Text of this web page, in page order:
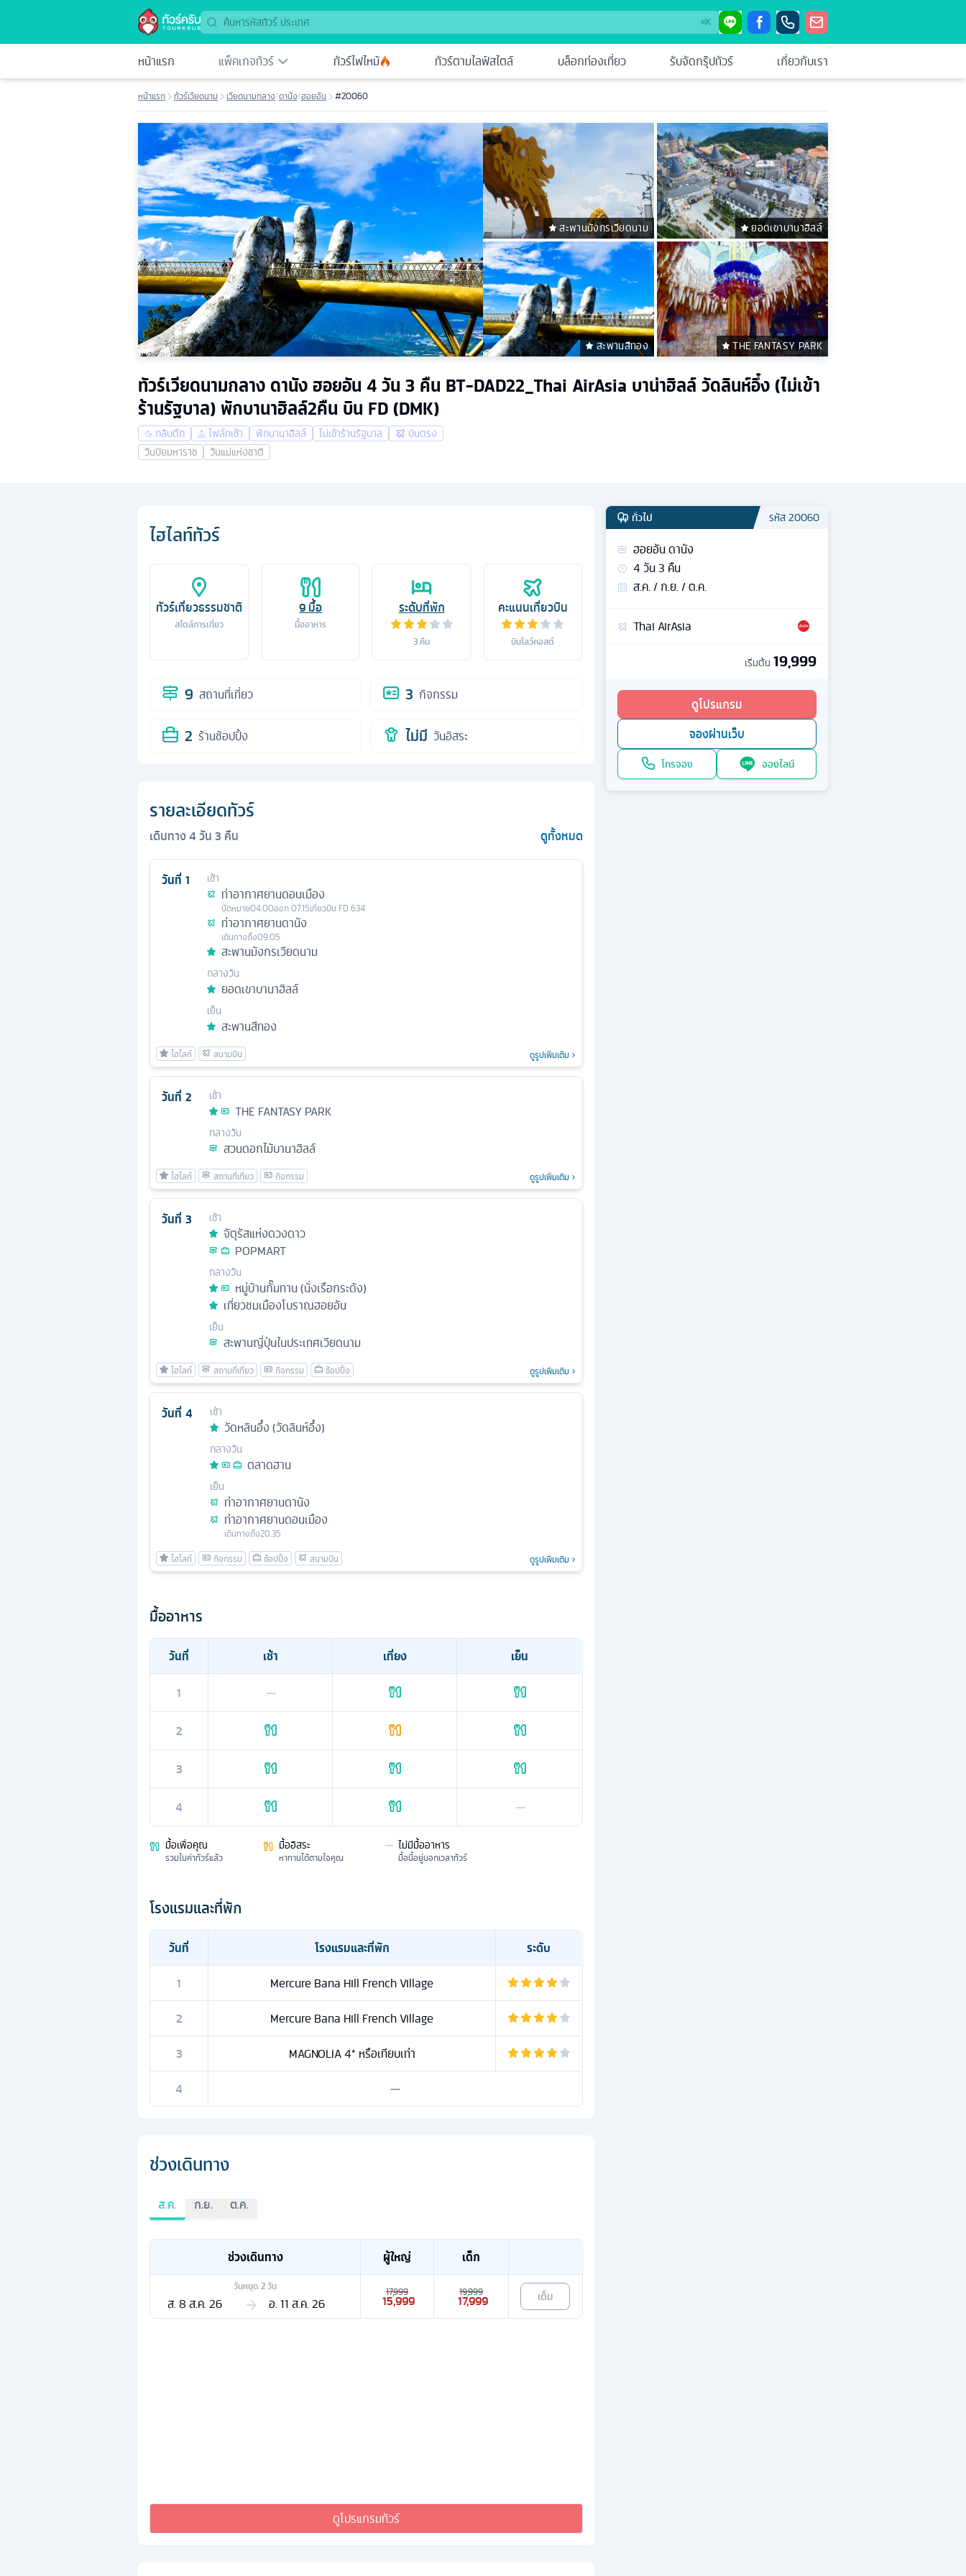
⌘K
หน้าแรก แพ็คเกจทัวร์ ทัวร์ไฟไหม้ ทัวร์ตามไลฟ์สไตล์ บล็อกท่องเที่ยว รับจัดกรุ๊ปทัวร์ เกี่ยวกับเรา
หน้าแรก ทัวร์เวียดนาม เวียดนามกลาง/ดานัง/ฮอยอัน #20060
สะพานมังกรเวียดนาม ยอดเขาบานาฮิลล์
สะพานสีทอง THE FANTASY PARK
ทัวร์เวียดนามกลาง ดานัง ฮอยอัน 4 วัน 3 คืน BT-DAD22_Thai AirAsia บาน่าฮิลล์ วัดลินห์อึ๋ง (ไม่เข้า
ร้านรัฐบาล) พักบานาฮิลล์2คืน บิน FD (DMK)
กลับดึก ไฟล์ทเช้า พักบานาฮิลล์ ไม่เข้าร้านรัฐบาล
บินตรง
วันปิยมหาราช
วันแม่แห่งชาติ
ไฮไลท์ทัวร์
ทัวร์เที่ยวธรรมชาติ
สไตล์การเที่ยว
9มื้อ
มื้ออาหาร
ระดับที่พัก
3 คืน
คะแนนเที่ยวบิน
บินโลว์คอสต์
9 สถานที่เที่ยว 3 กิจกรรม
2 ร้านช้อปปิ้ง ไม่มี วันอิสระ
รายละเอียดทัวร์
เดินทาง4วัน3 คืน ดูทั้งหมด
วันที่ 1 เช้า
ท่าอากาศยานดอนเมือง
นัดหมาย04.00ออก07.15เที่ยวบิน FD 634
ท่าอากาศยานดานัง
เดินทางถึง09.05
สะพานมังกรเวียดนาม
กลางวัน
ยอดเขาบานาฮิลล์
เย็น
สะพานสีทอง
ดูรูปเพิ่มเติม
วันที่ 2 เช้า
THE FANTASY PARK
กลางวัน
สวนดอกไม้บานาฮิลล์
ดูรูปเพิ่มเติม
วันที่ 3 เช้า
จัตุรัสแห่งดวงดาว
POPMART
กลางวัน
หมู่บ้านกั๊มทาน (นั่งเรือกระด้ง)
เที่ยวชมเมืองโบราณฮอยอัน
เย็น
สะพานญี่ปุ่นในประเทศเวียดนาม
ดูรูปเพิ่มเติม
วันที่ 4 เช้า
วัดหลินอึ๋ง (วัดลินห์อึ๋ง)
กลางวัน
ตลาดฮาน
เย็น
ท่าอากาศยานดานัง
ท่าอากาศยานดอนเมือง
เดินทางถึง20.35
ดูรูปเพิ่มเติม
มื้ออาหาร
วันที่ เช้า เที่ยง
เย็น
1
—
2
3
4 —
มื้อเพื่อคุณ
รวมในค่าทัวร์แล้ว
มื้ออิสระ
หาทานได้ตามใจคุณ
— ไม่มีมื้ออาหาร
มื้อนี้อยู่นอกเวลาทัวร์
โรงแรมและที่พัก
วันที่ โรงแรมและที่พัก
ระดับ
1
Mercure Bana Hill French Village
2
Mercure Bana Hill French Village
3
MAGNOLIA 4* หรือเทียบเท่า
4
—
ช่วงเดินทาง
ส.ค. ก.ย. ต.ค.
ช่วงเดินทาง ผู้ใหญ่ เด็ก
วันหยุด 2วัน
ส. 8 ส.ค. 26 อ. 11 ส.ค. 26
17,999
15,999 19,999
17,999 เต็ม
ดูโปรแกรมทัวร์
ทั่วไป รหัส20060
ฮอยอัน ดานัง
4วัน3 คืน
ส.ค. / ก.ย. / ต.ค.
Thai AirAsia
เริ่มต้น 19,999
ดูโปรแกรม
จองผ่านเว็บ
โทรจอง จองไลน์